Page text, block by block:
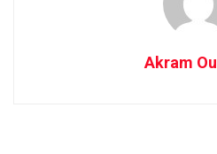
Akram